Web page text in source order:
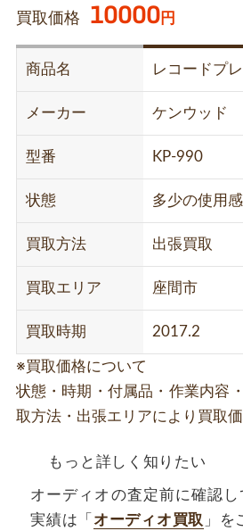
買取価格 10000円
商品名 レコードプ
メーカー ケンウッド
型番 KP-990
状態 多少の使用
買取方法 出張買取
買取エリア 座間市
買取時期 2017.2
※買取価格について
状態・時期・付属品・作業内容
取方法・出張エリアにより買取
もっと詳しく知りたい
オーディオの査定前に確認
実績は「 オーディオ買取 」を